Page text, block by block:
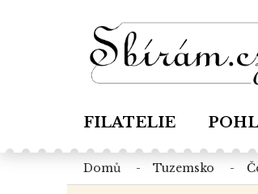
FILATELIE
domů tuzemsko